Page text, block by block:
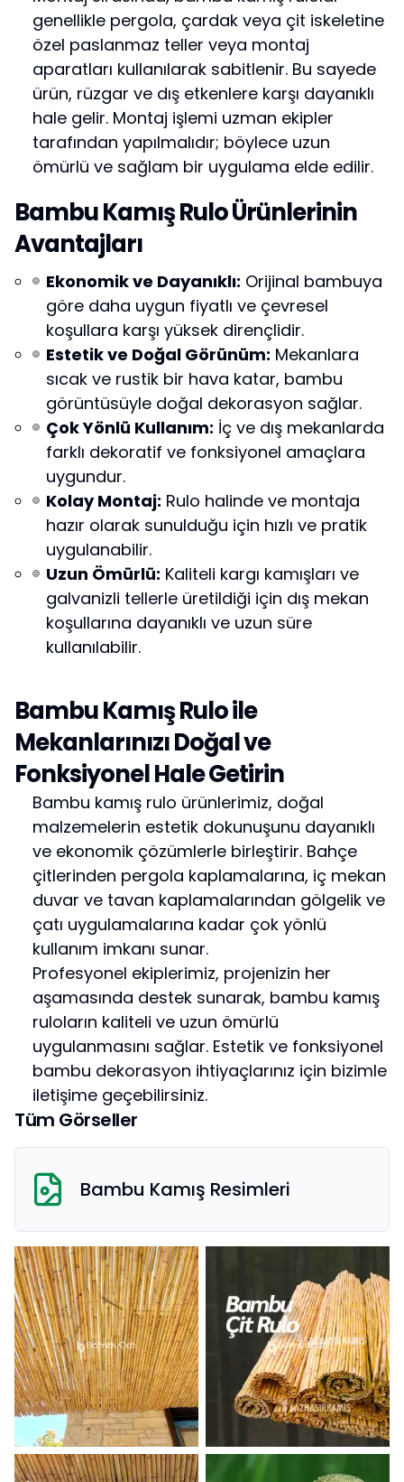
genellikle pergola, çardak veya çit iskeletine
özel paslanmaz teller veya montaj
aparatları kullanılarak sabitlenir. Bu sayede
ürün, rüzgar ve dış etkenlere karşı dayanıklı
hale gelir. Montaj işlemi uzman ekipler
tarafından yapılmalıdır; böylece uzun
ömürlü ve sağlam bir uygulama elde edilir.
Bambu Kamış Rulo Ürünlerinin
Avantajları
Ekonomik ve Dayanıklı: Orijinal bambuya
göre daha uygun fiyatlı ve çevresel
koşullara karşı yüksek dirençlidir.
Estetik ve Doğal Görünüm: Mekanlara
sıcak ve rustik bir hava katar, bambu
görüntüsüyle doğal dekorasyon sağlar.
Çok Yönlü Kullanım: İç ve dış mekanlarda
farklı dekoratif ve fonksiyonel amaçlara
uygundur.
Kolay Montaj: Rulo halinde ve montaja
hazır olarak sunulduğu için hızlı ve pratik
uygulanabilir.
Uzun Ömürlü: Kaliteli kargı kamışları ve
galvanizli tellerle üretildiği için dış mekan
koşullarına dayanıklı ve uzun süre
kullanılabilir.
Bambu Kamış Rulo ile
Mekanlarınızı Doğal ve
Fonksiyonel Hale Getirin
Bambu kamış rulo ürünlerimiz, doğal
malzemelerin estetik dokunuşunu dayanıklı
ve ekonomik çözümlerle birleştirir. Bahçe
çitlerinden pergola kaplamalarına, iç mekan
duvar ve tavan kaplamalarından gölgelik ve
çatı uygulamalarına kadar çok yönlü
kullanım imkanı sunar.
Profesyonel ekiplerimiz, projenizin her
aşamasında destek sunarak, bambu kamış
ruloların kaliteli ve uzun ömürlü
uygulanmasını sağlar. Estetik ve fonksiyonel
bambu dekorasyon ihtiyaçlarınız için bizimle
iletişime geçebilirsiniz.
Tüm Görseller
Bambu Kamış Resimleri